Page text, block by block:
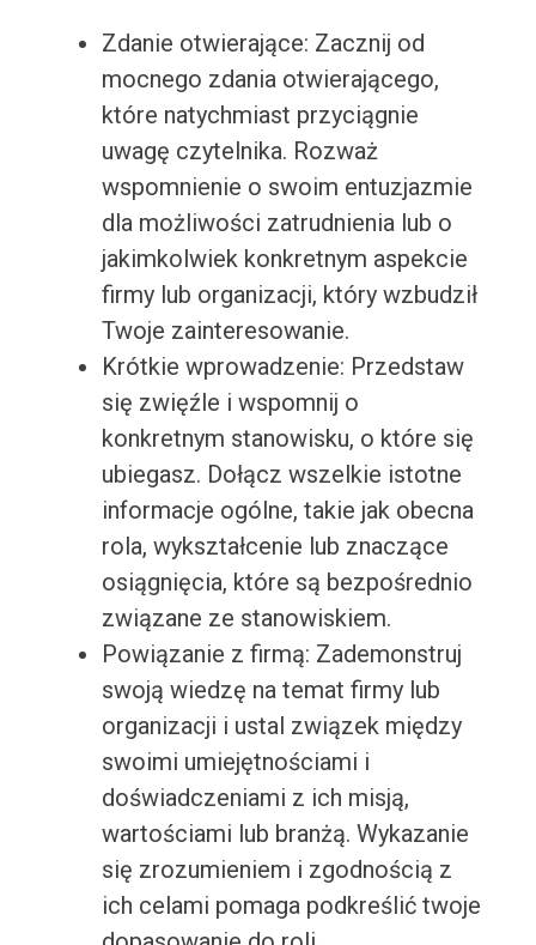
Zdanie otwierające: Zacznij od
mocnego zdania otwierającego,
które natychmiast przyciągnie
uwagę czytelnika. Rozważ
wspomnienie o swoim entuzjazmie
dla możliwości zatrudnienia lub o
jakimkolwiek konkretnym aspekcie
firmy lub organizacji, który wzbudził
Twoje zainteresowanie.
Krótkie wprowadzenie: Przedstaw
się zwięźle i wspomnij o
konkretnym stanowisku, o które się
ubiegasz. Dołącz wszelkie istotne
informacje ogólne, takie jak obecna
rola, wykształcenie lub znaczące
osiągnięcia, które są bezpośrednio
związane ze stanowiskiem.
Powiązanie z firmą: Zademonstruj
swoją wiedzę na temat firmy lub
organizacji i ustal związek między
swoimi umiejętnościami i
doświadczeniami z ich misją,
wartościami lub branżą. Wykazanie
się zrozumieniem i zgodnością z
ich celami pomaga podkreślić twoje